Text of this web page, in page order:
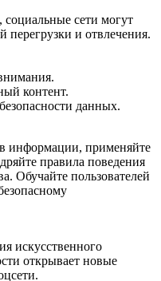
сети могут
перегрузки и отвлечения.
контент.
данных.
информации, применяйте
правила поведения
Обучайте пользователей
искусственного
открывает новые